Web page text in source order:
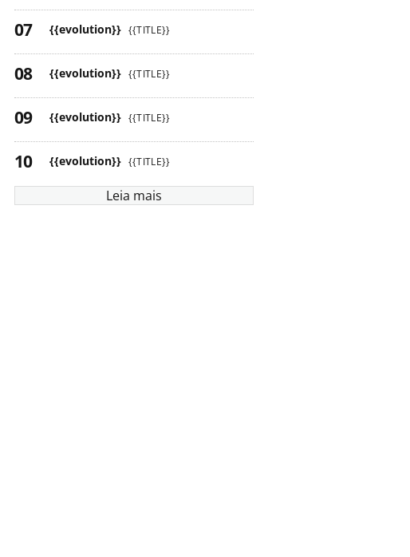
{{evolution}} {{TITLE}}
{{evolution}} {{TITLE}}
{{evolution}} {{TITLE}}
{{evolution}} {{TITLE}}
Leia mais